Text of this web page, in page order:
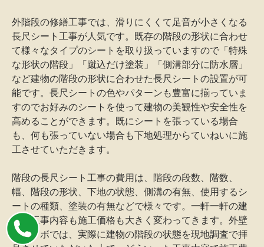
外階段の修繕工事では、滑りにくくて足音が小さくなる
長尺シート工事が人気です。既存の階段の形状に合わせ
て様々なタイプのシートを取り扱っていますので「特殊
な形状の階段」「蹴込だけ塗装」「側溝部分に防水層」
など建物の階段の形状に合わせた長尺シートの設置が可
能です。長尺シートの色やパターンも豊富に揃っていま
すのでお好みのシートを使って建物の美観性や安全性を
高めることができます。既にシートを張っている場合
も、何も張っていない場合も下地処理からていねいに施
工させていただきます。
階段の長尺シート工事の費用は、階段の段数、階数、
幅、階段の形状、下地の状態、側溝の有無、使用するシ
ートの種類、塗装の有無などで様々です。一軒一軒の建
物で工事内容も施工価格も大きく変わってきます。外壁
塗装ラボでは、実際に建物の階段の状態を現地調査で拝